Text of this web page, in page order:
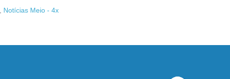
Notícias Meio - 4x